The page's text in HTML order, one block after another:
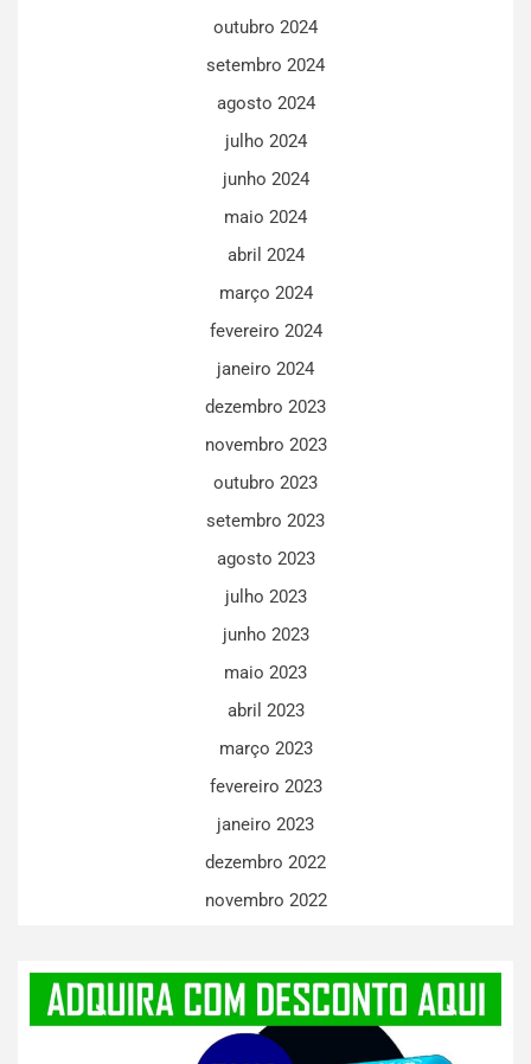
outubro 2024
setembro 2024
agosto 2024
julho 2024
junho 2024
maio 2024
abril 2024
março 2024
fevereiro 2024
janeiro 2024
dezembro 2023
novembro 2023
outubro 2023
setembro 2023
agosto 2023
julho 2023
junho 2023
maio 2023
abril 2023
março 2023
fevereiro 2023
janeiro 2023
dezembro 2022
novembro 2022